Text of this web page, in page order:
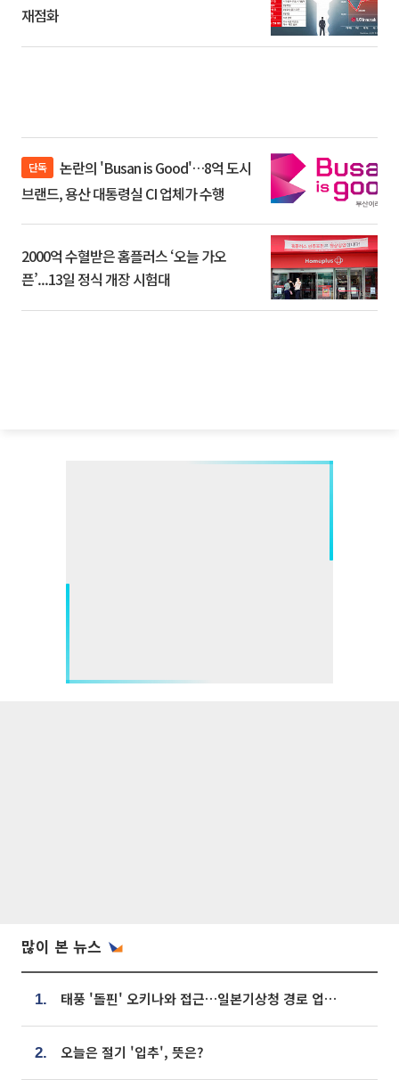
재점화
단독
브랜드, 용산 대통령실 CI 업체가 수행
2000억 수혈받은 홈플러스 ‘오늘 가오
픈’...13일 정식 개장 시험대
많이 본 뉴스
1. 태풍 '돌핀' 오키나와 접근…일본기상청 경로 업데이트
2. 오늘은 절기 '입추', 뜻은?